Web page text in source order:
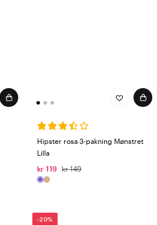
Hipster rosa 3-pakning Mønstret
Lilla
kr 119
kr 149
-20%